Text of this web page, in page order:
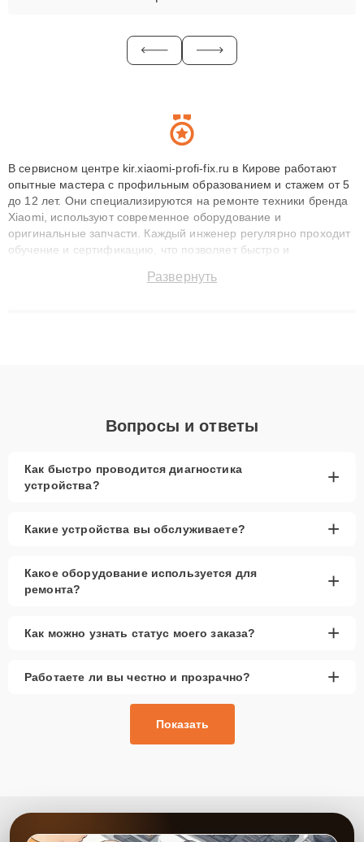
В сервисном центре kir.xiaomi-profi-fix.ru в Кирове работают
опытные мастера с профильным образованием и стажем от 5
до 12 лет. Они специализируются на ремонте техники бренда
Xiaomi, используют современное оборудование и
оригинальные запчасти. Каждый инженер регулярно проходит
обучение и сертификацию, что позволяет быстро и
сохранением гарантии до 3 лет. Наши мастера решают
Развернуть
Вопросы и ответы
Как быстро проводится диагностика
устройства?
+
Какие устройства вы обслуживаете? +
Какое оборудование используется для
ремонта?
+
Как можно узнать статус моего заказа? +
Работаете ли вы честно и прозрачно? +
Показать